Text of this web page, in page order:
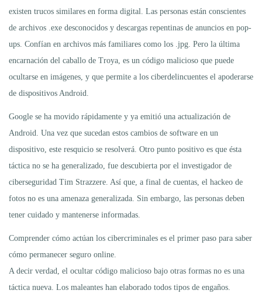
existen trucos similares en forma digital. Las personas están conscientes
de archivos .exe desconocidos y descargas repentinas de anuncios en pop-
ups. Confían en archivos más familiares como los .jpg. Pero la última
encarnación del caballo de Troya, es un código malicioso que puede
ocultarse en imágenes, y que permite a los ciberdelincuentes el apoderarse
de dispositivos Android.
Google se ha movido rápidamente y ya emitió una actualización de
Android. Una vez que sucedan estos cambios de software en un
dispositivo, este resquicio se resolverá. Otro punto positivo es que ésta
táctica no se ha generalizado, fue descubierta por el investigador de
ciberseguridad Tim Strazzere. Así que, a final de cuentas, el hackeo de
fotos no es una amenaza generalizada. Sin embargo, las personas deben
tener cuidado y mantenerse informadas.
Comprender cómo actúan los cibercriminales es el primer paso para saber
cómo permanecer seguro online.
A decir verdad, el ocultar código malicioso bajo otras formas no es una
táctica nueva. Los maleantes han elaborado todos tipos de engaños.